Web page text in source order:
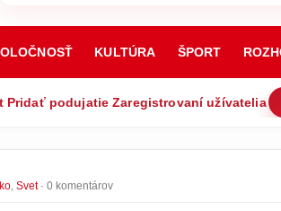
KULTÚRA ŠPORT
Pridať podujatie Zaregistrovaní užívatelia
, Svet· 0 komentárov